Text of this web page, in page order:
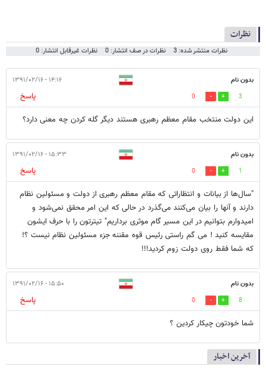
نظرات
نظرات منتشر شده: 3 نظرات در صف انتشار: 0 نظرات غیرقابل انتشار: 0
بدون نام ۱۴:۱۶ - ۱۳۹۱/۰۲/۱۶
3
0
پاسخ
این دولت منتخب مقام معظم رهبری هستند دیگر گله کردن چه معنی دارد؟
بدون نام ۱۵:۳۳ - ۱۳۹۱/۰۲/۱۶
1
0
پاسخ
"سال‌ها از بیانات و انتظاراتی که مقام معظم رهبری از دولت و مسئولین نظام
دارند و آنها را بیان می‌کنند می‌گذرد در حالی که این امر محقق نمی‌شود و
امیدوارم بتوانیم در این مسیر گام موثری برداریم" تیترتون را با حرف ایشون
مقایسه کنید ! می گم راستی رئیس قوه مقننه جزء مسئولین نظام نیست ؟!
که شما فقط روی دولت زوم کردید!!!
بدون نام ۱۵:۵۰ - ۱۳۹۱/۰۲/۱۶
8
0
پاسخ
شما خودتون چیکار کردین ؟
آخرین اخبار